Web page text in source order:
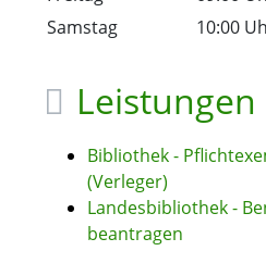
Samstag
10:00
Leistungen
Bibliothek -
(Verleger)
Landesbibliothek -
beantragen